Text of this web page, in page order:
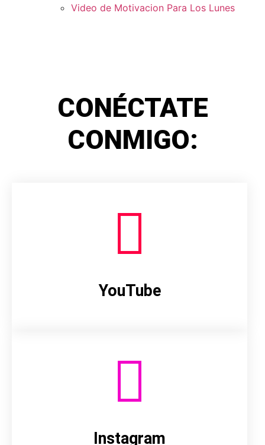
Video de Motivacion Para Los Lunes
CONÉCTATE
CONMIGO:
YouTube
Instagram